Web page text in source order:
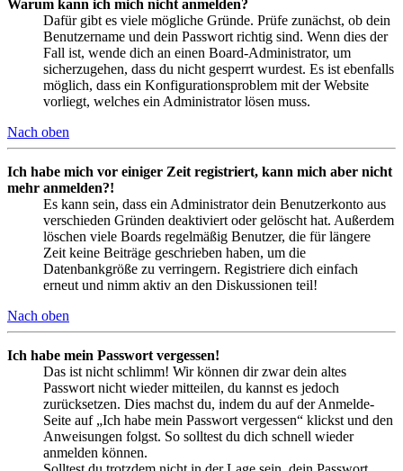
Warum kann ich mich nicht anmelden?
Dafür gibt es viele mögliche Gründe. Prüfe zunächst, ob dein
Benutzername und dein Passwort richtig sind. Wenn dies der
Fall ist, wende dich an einen Board-Administrator, um
sicherzugehen, dass du nicht gesperrt wurdest. Es ist ebenfalls
möglich, dass ein Konfigurationsproblem mit der Website
vorliegt, welches ein Administrator lösen muss.
Nach oben
Ich habe mich vor einiger Zeit registriert, kann mich aber nicht
mehr anmelden?!
Es kann sein, dass ein Administrator dein Benutzerkonto aus
verschieden Gründen deaktiviert oder gelöscht hat. Außerdem
löschen viele Boards regelmäßig Benutzer, die für längere
Zeit keine Beiträge geschrieben haben, um die
Datenbankgröße zu verringern. Registriere dich einfach
erneut und nimm aktiv an den Diskussionen teil!
Nach oben
Ich habe mein Passwort vergessen!
Das ist nicht schlimm! Wir können dir zwar dein altes
Passwort nicht wieder mitteilen, du kannst es jedoch
zurücksetzen. Dies machst du, indem du auf der Anmelde-
Seite auf „Ich habe mein Passwort vergessen“ klickst und den
Anweisungen folgst. So solltest du dich schnell wieder
anmelden können.